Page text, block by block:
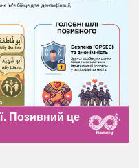
Позивний це